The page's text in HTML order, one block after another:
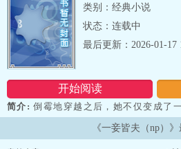
类别：经典小说
状态：连载中
开始阅读
最后更新：2026-01-17
简介: 倒霉地穿越之后，她不仅变成了
不完成任务就会要她命的祸水系统。没
甲勾搭位高权重的男人，以求得生存时
《一妾皆夫（np）